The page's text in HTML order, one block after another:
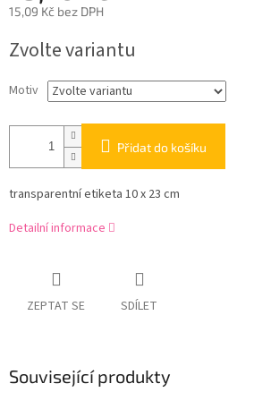
15,09 Kč bez DPH
cena:
Zvolte variantu
Motiv
Přidat do košíku
transparentní etiketa 10 x 23 cm
Detailní informace
ZEPTAT SE SDÍLET
Související produkty